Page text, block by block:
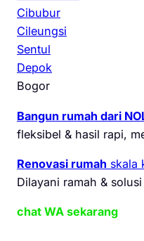
Cibubur
Cileungsi
Sentul
Depok
Bogor
Bangun rumah dari
fleksibel & hasil rapi,
Renovasi rumah skala
Dilayani ramah &
chat WA sekarang